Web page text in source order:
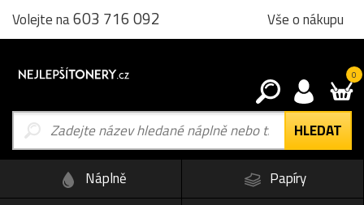
Volejte na603 716 092 Vše o nákupu
0
Náplně
Papíry